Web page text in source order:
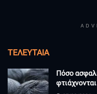
ΤΕΛΕΥΤΑΊΑ
Πόσο